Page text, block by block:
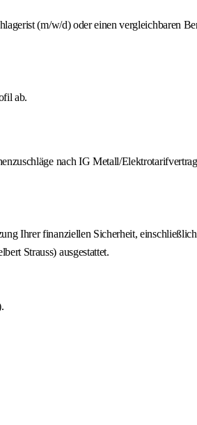
(m/w/d) oder einen vergleichbaren
ab.
nach IG Metall/
Ihrer finanziellen Sicherheit,
Strauss) ausgestattet.